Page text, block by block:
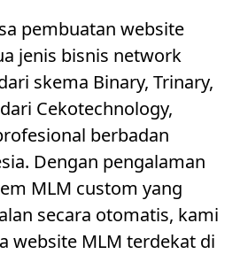
pembuatan website
jenis bisnis network
skema Binary, Trinary,
Cekotechnology,
berbadan
Dengan pengalaman
MLM custom yang
secara otomatis, kami
website MLM terdekat di